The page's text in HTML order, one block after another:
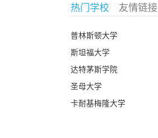
热门学校 友情链接
普林斯顿大学
斯坦福大学
达特茅斯学院
圣母大学
卡耐基梅隆大学